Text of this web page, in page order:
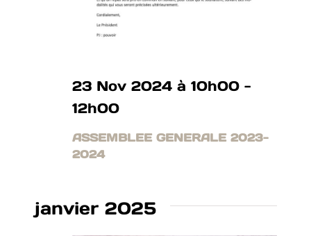
ASSEMBLEE GENERALE 2023-
2024
23 Nov 2024 à 10h00-
12h00
janvier 2025